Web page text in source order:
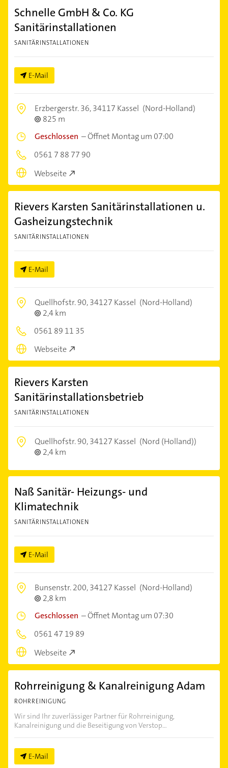
Schnelle GmbH & Co. KG
Sanitärinstallationen
SANITÄRINSTALLATIONEN
E-Mail
Erzbergerstr. 36,34117 Kassel (Nord-Holland)
825 m
Geschlossen –Öffnet Montag um 07:00
0561 7 88 77 90
Webseite
Rievers Karsten Sanitärinstallationen u.
Gasheizungstechnik
SANITÄRINSTALLATIONEN
E-Mail
Quellhofstr. 90,34127 Kassel (Nord-Holland)
2,4 km
0561 89 11 35
Webseite
Rievers Karsten
Sanitärinstallationsbetrieb
SANITÄRINSTALLATIONEN
Quellhofstr. 90,34127 Kassel (Nord (Holland))
2,4 km
Naß Sanitär- Heizungs- und
Klimatechnik
SANITÄRINSTALLATIONEN
E-Mail
Bunsenstr. 200,34127 Kassel (Nord-Holland)
2,8 km
Geschlossen –Öffnet Montag um 07:30
0561 47 19 89
Webseite
Rohrreinigung & Kanalreinigung Adam
ROHRREINIGUNG
Wir sind Ihr zuverlässiger Partner für Rohrreinigung,
Kanalreinigung und die Beseitigung von Verstop...
E-Mail